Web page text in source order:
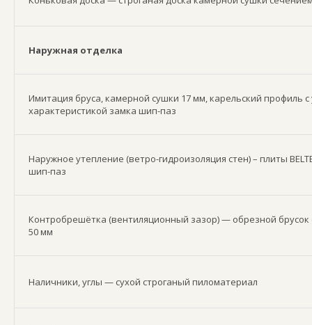
Наружная отделка
Имитация бруса, камерной сушки 17 мм, карельский профиль
характеристикой замка шип-паз
Наружное утепление (ветро-гидроизоляция стен) – плиты
шип-паз
Контробрешётка (вентиляционный зазор) — обрезной брусок
50 мм
Наличники, углы — сухой строганый пиломатериал